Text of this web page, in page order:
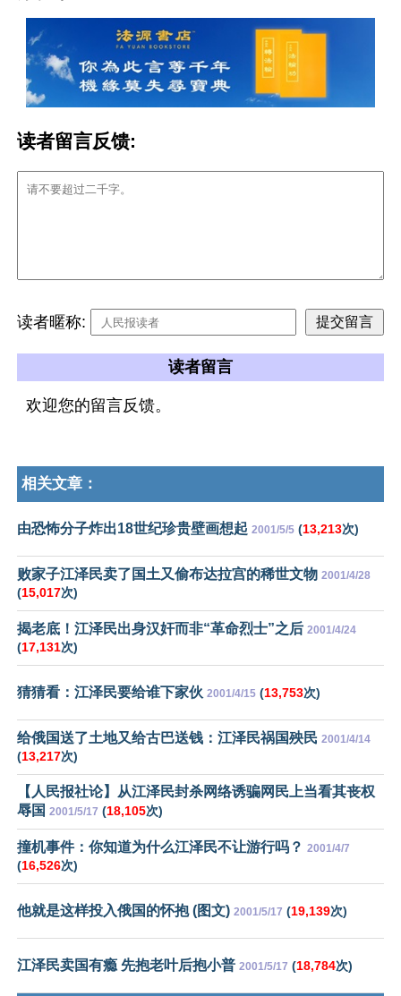
读者留言反馈:
读者暱称:
读者留言
欢迎您的留言反馈。
相关文章：
由恐怖分子炸出18世纪珍贵壁画想起 2001/5/5 (13,213次)
败家子江泽民卖了国土又偷布达拉宫的稀世文物 2001/4/28
(15,017次)
揭老底！江泽民出身汉奸而非“革命烈士”之后 2001/4/24
(17,131次)
猜猜看：江泽民要给谁下家伙 2001/4/15 (13,753次)
给俄国送了土地又给古巴送钱：江泽民祸国殃民 2001/4/14
(13,217次)
【人民报社论】从江泽民封杀网络诱骗网民上当看其丧权
辱国 2001/5/17 (18,105次)
撞机事件：你知道为什么江泽民不让游行吗？ 2001/4/7
(16,526次)
他就是这样投入俄国的怀抱 (图文) 2001/5/17 (19,139次)
江泽民卖国有瘾 先抱老叶后抱小普 2001/5/17 (18,784次)